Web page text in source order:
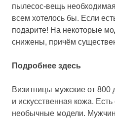
пылесос-вещь
всем хотелось бы. Если
подарите! На некоторые
снижены, причём
Подробнее здесь
Визитницы мужские от 800
и искусственная кожа.
необычные модели.